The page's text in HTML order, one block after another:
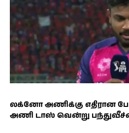
லக்னோ அணிக்கு எதிரான
அணி டாஸ் வென்று